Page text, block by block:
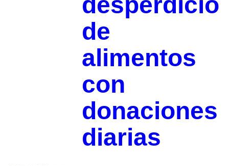
de
alimentos
con
donaciones
diarias